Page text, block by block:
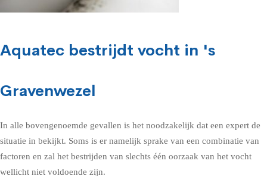
Aquatec bestrijdt vocht in 's
Gravenwezel
In alle bovengenoemde gevallen is het noodzakelijk dat een expert de
situatie in bekijkt. Soms is er namelijk sprake van een combinatie van
factoren en zal het bestrijden van slechts één oorzaak van het vocht
wellicht niet voldoende zijn.